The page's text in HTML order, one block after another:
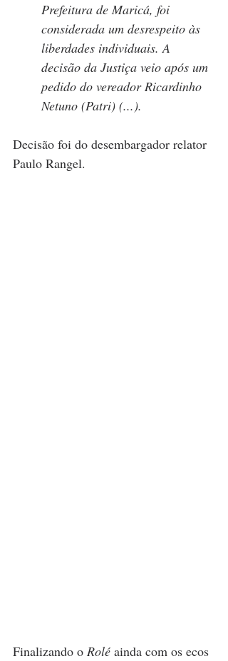
Prefeitura de Maricá, foi
considerada um desrespeito às
liberdades individuais. A
decisão da Justiça veio após um
pedido do vereador Ricardinho
Netuno (Patri) (...).
Decisão foi do desembargador relator
Paulo Rangel.
Finalizando o Rolé ainda com os ecos